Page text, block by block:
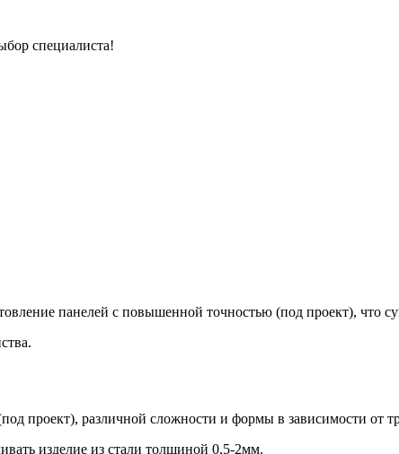
специалиста!
панелей с повышенной точностью (под проект), что
проект), различной сложности и формы в зависимости от
изделие из стали толщиной 0,5-2мм.